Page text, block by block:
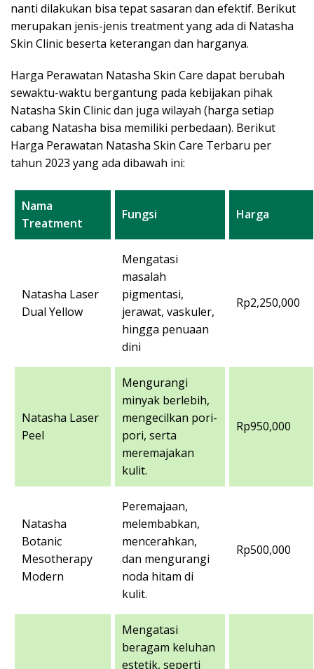
nanti dilakukan bisa tepat sasaran dan efektif. Berikut
merupakan jenis-jenis treatment yang ada di Natasha
Skin Clinic beserta keterangan dan harganya.
Harga Perawatan Natasha Skin Care dapat berubah
sewaktu-waktu bergantung pada kebijakan pihak
Natasha Skin Clinic dan juga wilayah (harga setiap
cabang Natasha bisa memiliki perbedaan). Berikut
Harga Perawatan Natasha Skin Care Terbaru per
tahun 2023 yang ada dibawah ini:
Nama
Treatment
Fungsi Harga
Natasha Laser
Dual Yellow
Mengatasi
masalah
pigmentasi,
jerawat, vaskuler,
hingga penuaan
dini
Rp2,250,000
Natasha Laser
Peel
Mengurangi
minyak berlebih,
mengecilkan pori-
pori, serta
meremajakan
kulit.
Rp950,000
Natasha
Botanic
Mesotherapy
Modern
Peremajaan,
melembabkan,
mencerahkan,
dan mengurangi
noda hitam di
kulit.
Rp500,000
Mengatasi
beragam keluhan
estetik, seperti